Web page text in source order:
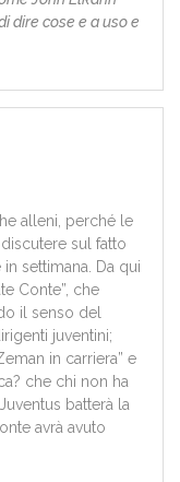
dire cose e a uso e
alleni, perché le
sul fatto
settimana. Da qui
Conte”, che
il senso del
juventini;
in carriera” e
che chi non ha
batterà la
avrà avuto